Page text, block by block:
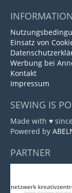
Einsatz von
Werbung bei
Kontakt
Impressum
SEWING IS
Made with ♥ since
Powered by
PARTNER